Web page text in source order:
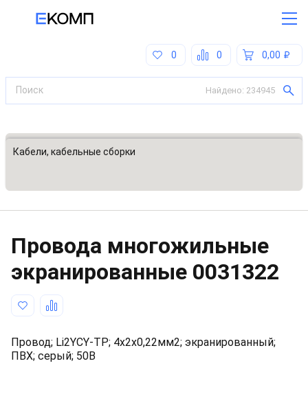
0,00
0
0
Найдено: 234945
Все категории
Кабели, кабельные сборки
Провода многожильные
экранированные 0031322
Провод; Li2YCY-TP; 4x2x0,22мм2; экранированный;
ПВХ; серый; 50В